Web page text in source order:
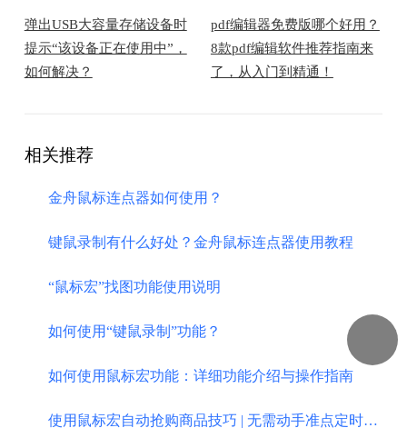
弹出USB大容量存储设备时
提示“该设备正在使用中”，
如何解决？
pdf编辑器免费版哪个好用？
8款pdf编辑软件推荐指南来
了，从入门到精通！
相关推荐
金舟鼠标连点器如何使用？
键鼠录制有什么好处？金舟鼠标连点器使用教程
“鼠标宏”找图功能使用说明
如何使用“键鼠录制”功能？
如何使用鼠标宏功能：详细功能介绍与操作指南
使用鼠标宏自动抢购商品技巧 | 无需动手准点定时秒杀攻略